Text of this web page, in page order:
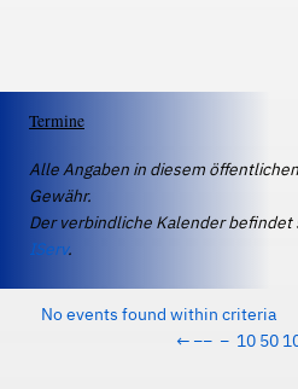
Termine
Alle Angaben in diesem
Gewähr.
Der verbindliche Kalender befindet
IServ.
No events found within criteria
← −− − 10 50